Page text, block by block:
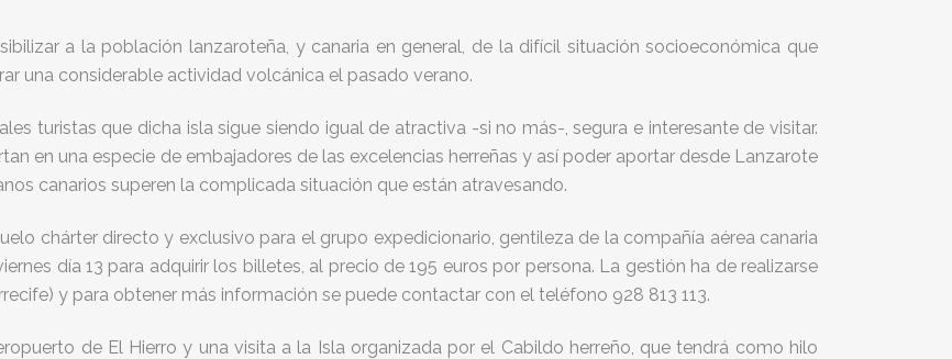
a la población lanzaroteña, y canaria en general, de la difícil situación socioeconómica que
una considerable actividad volcánica el pasado verano.
turistas que dicha isla sigue siendo igual de atractiva -si no más-, segura e interesante de visitar.
en una especie de embajadores de las excelencias herreñas y así poder aportar desde Lanzarote
canarios superen la complicada situación que están atravesando.
chárter directo y exclusivo para el grupo expedicionario, gentileza de la compañía aérea canaria
día 13 para adquirir los billetes, al precio de 195 euros por persona. La gestión ha de realizarse
y para obtener más información se puede contactar con el teléfono 928 813 113.
de El Hierro y una visita a la Isla organizada por el Cabildo herreño, que tendrá como hilo